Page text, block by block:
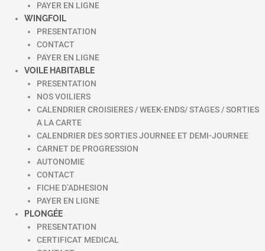
PAYER EN LIGNE
WINGFOIL
PRESENTATION
CONTACT
PAYER EN LIGNE
VOILE HABITABLE
PRESENTATION
NOS VOILIERS
CALENDRIER CROISIERES / WEEK-ENDS/ STAGES / SORTIES
A LA CARTE
CALENDRIER DES SORTIES JOURNEE ET DEMI-JOURNEE
CARNET DE PROGRESSION
AUTONOMIE
CONTACT
FICHE D’ADHESION
PAYER EN LIGNE
PLONGÉE
PRESENTATION
CERTIFICAT MEDICAL